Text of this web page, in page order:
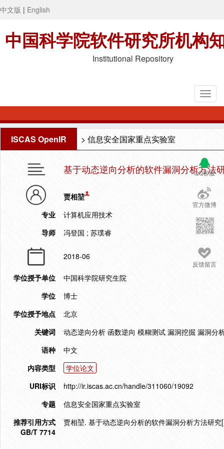
中文版 | English
中国科学院软件研究所机构
Institutional Repository
ISCAS OpenIR > 信息安全国家重点实验室
QQ客服
官方微博
反馈留言
基于动态逆向分析的软件漏洞分析方法
贾相堃
专业
计算机应用技术
导师
冯登国 ; 苏璞睿
2018-06
学位授予单位
中国科学院研究生院
学位
博士
学位授予地点
北京
关键词
动态逆向分析 函数逆向 模糊测试 漏洞挖掘 漏洞分
语种
中文
内容类型
学位论文
URI标识
http://ir.iscas.ac.cn/handle/311060/19092
专题
信息安全国家重点实验室
推荐引用方式
GB/T 7714
贾相堃. 基于动态逆向分析的软件漏洞分析方法研